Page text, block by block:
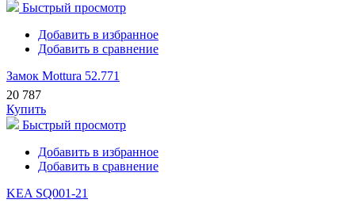
Быстрый просмотр
Добавить в избранное
Добавить в сравнение
Замок Mottura 52.771
20 787
Купить
Быстрый просмотр
Добавить в избранное
Добавить в сравнение
KEA SQ001-21